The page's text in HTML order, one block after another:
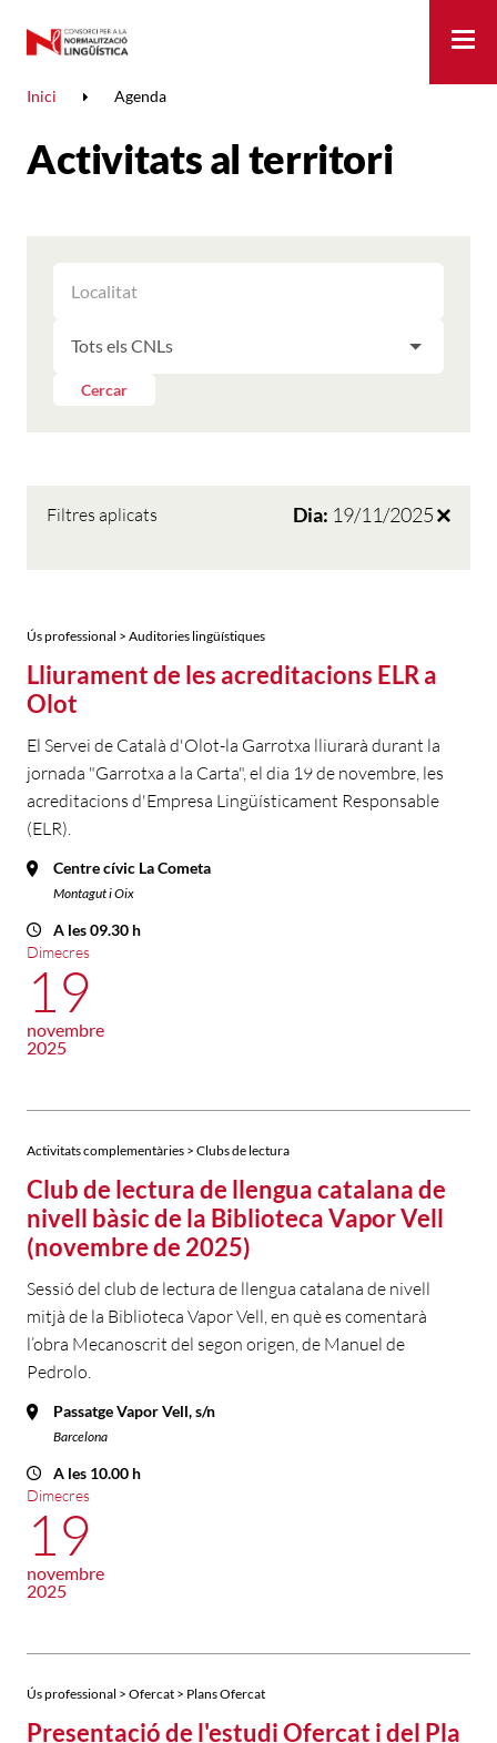
Inici Agenda
Activitats al territori
ELS
RESULTATS
LES
PER
LES
Cercar
Filtres aplicats Dia: 19/11/2025
Ús professional > Auditories lingüístiques
Lliurament de les acreditacions ELR a
Olot
El Servei de Català d'Olot-la Garrotxa lliurarà durant la
jornada "Garrotxa a la Carta", el dia 19 de novembre, les
acreditacions d'Empresa Lingüísticament Responsable
(ELR).
Centre cívic La Cometa
Montagut i Oix
A les 09.30 h
Dimecres
19
novembre
2025
Activitats complementàries > Clubs de lectura
Club de lectura de llengua catalana de
nivell bàsic de la Biblioteca Vapor Vell
(novembre de 2025)
Sessió del club de lectura de llengua catalana de nivell
mitjà de la Biblioteca Vapor Vell, en què es comentarà
l’obra Mecanoscrit del segon origen, de Manuel de
Pedrolo.
Passatge Vapor Vell, s/n
Barcelona
A les 10.00 h
Dimecres
19
novembre
2025
Ús professional > Ofercat > Plans Ofercat
Presentació de l'estudi Ofercat i del Pla